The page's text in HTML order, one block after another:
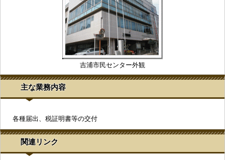
吉浦市民センター外観
主な業務内容
各種届出、税証明書等の交付
関連リンク